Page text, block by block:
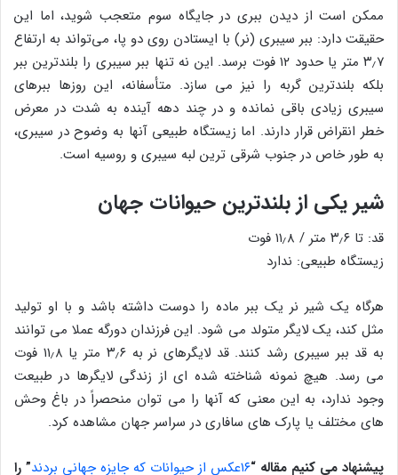
ممکن است از دیدن ببری در جایگاه سوم متعجب شوید، اما این
حقیقت دارد: ببر سیبری (نر) با ایستادن روی دو پا، می‌تواند به ارتفاع
۳٫۷ متر یا حدود ۱۲ فوت برسد. این نه تنها ببر سیبری را بلندترین ببر
بلکه بلندترین گربه را نیز می سازد. متأسفانه، این روزها ببرهای
سیبری زیادی باقی نمانده و در چند دهه آینده به شدت در معرض
خطر انقراض قرار دارند. اما زیستگاه طبیعی آنها به وضوح در سیبری،
به طور خاص در جنوب شرقی ترین لبه سیبری و روسیه است.
شیر یکی از بلندترین حیوانات جهان
قد: تا ۳٫۶ متر / ۱۱٫۸ فوت
زیستگاه طبیعی: ندارد
هرگاه یک شیر نر یک ببر ماده را دوست داشته باشد و با او تولید
مثل کند، یک لایگر متولد می شود. این فرزندان دورگه عملا می توانند
به قد ببر سیبری رشد کنند. قد لایگرهای نر به ۳٫۶ متر یا ۱۱٫۸ فوت
می رسد. هیچ نمونه شناخته شده ای از زندگی لایگرها در طبیعت
وجود ندارد، به این معنی که آنها را می توان منحصراً در باغ وحش
های مختلف یا پارک های سافاری در سراسر جهان مشاهده کرد.
پیشنهاد می کنیم مقاله “۱۶عکس از حیوانات که جایزه جهانی بردند ” را